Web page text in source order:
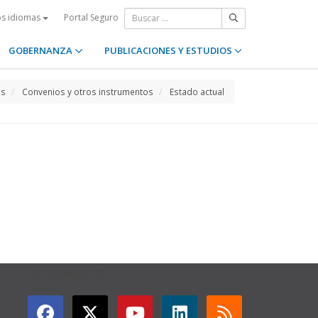
idiomas Portal Seguro
GOBERNANZA PUBLICACIONES Y ESTUDIOS
Convenios y otros instrumentos Estado actual